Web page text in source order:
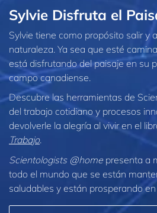
Sylvie Disfruta el
Sylvie tiene como propósito salir y
naturaleza. Ya sea que esté
está disfrutando del paisaje en su
campo canadiense.
Descubre las herramientas de
del trabajo cotidiano y procesos
devolverle la alegría al vivir en el
Trabajo.
Scientologists @home presenta a
todo el mundo que se están
saludables y están prosperando en